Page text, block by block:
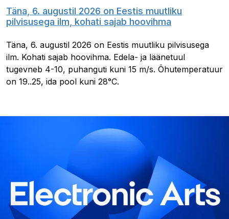
Täna, 6. augustil 2026 on Eestis muutliku
pilvisusega ilm, kohati sajab hoovihma
Täna, 6. augustil 2026 on Eestis muutliku pilvisusega
ilm. Kohati sajab hoovihma. Edela- ja läänetuul
tugevneb 4-10, puhanguti kuni 15 m/s. Õhutemperatuur
on 19..25, ida pool kuni 28°C.